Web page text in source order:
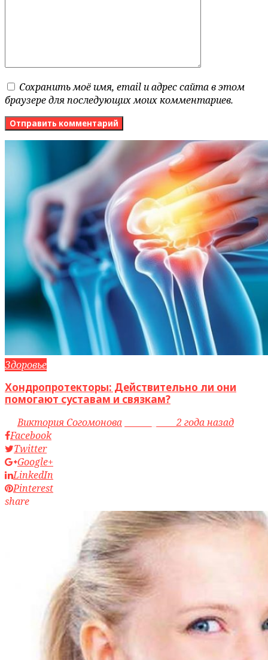
Сохранить моё имя, email и адрес сайта в этом
браузере для последующих моих комментариев.
Здоровье
Хондропротекторы: Действительно ли они
помогают суставам и связкам?
byВиктория Согомонова access_time2 года назад
Facebook
Twitter
Google+
LinkedIn
Pinterest
share